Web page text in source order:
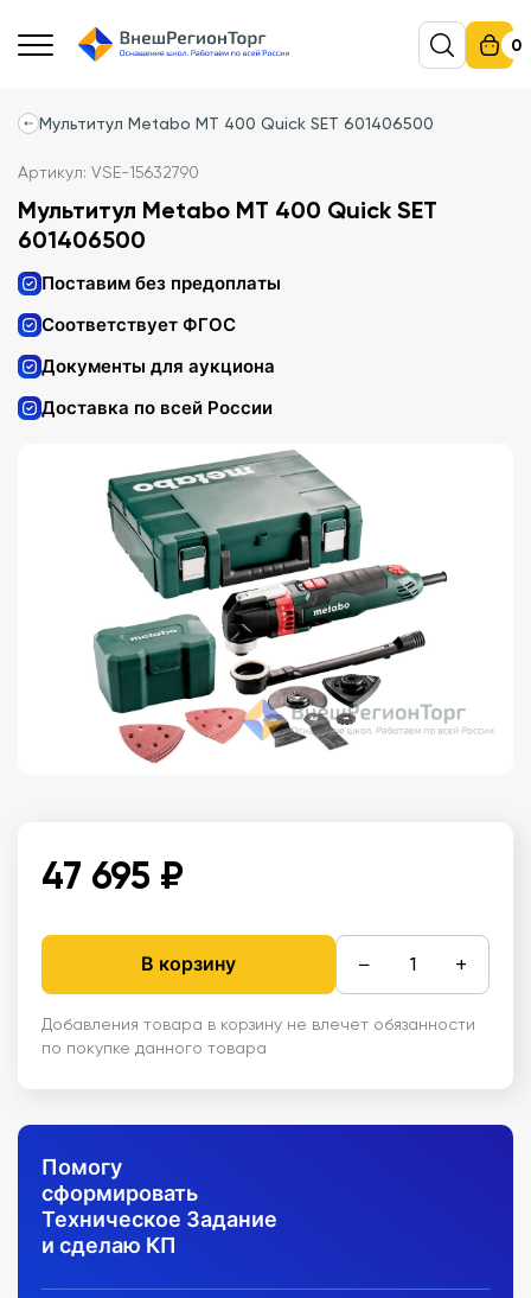
0
Мультитул Metabo MT 400 Quick SET 601406500
Артикул: VSE-15632790
Мультитул Metabo MT 400 Quick SET
601406500
Поставим без предоплаты
Соответствует ФГОС
Документы для аукциона
Доставка по всей России
47 695 ₽
В корзину − +
Добавления товара в корзину не влечет обязанности
по покупке данного товара
Помогу
сформировать
Техническое Задание
и сделаю КП